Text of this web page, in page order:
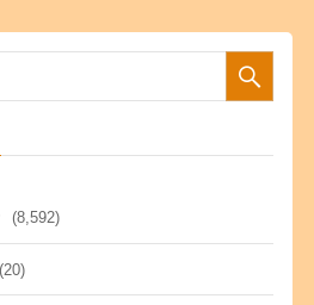
(8,592)
(20)